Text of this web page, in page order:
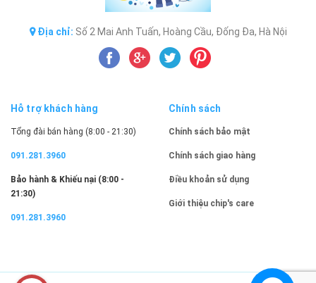
Địa chỉ: Số 2 Mai Anh Tuấn, Hoàng Cầu, Đống Đa, Hà Nội
Hỗ trợ khách hàng
Tổng đài bán hàng (8:00 - 21:30)
091.281.3960
Bảo hành & Khiếu nại (8:00 -
21:30)
091.281.3960
Chính sách
Chính sách bảo mật
Chính sách giao hàng
Điều khoản sử dụng
Giới thiệu chip's care